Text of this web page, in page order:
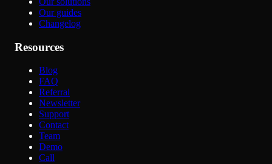
Our guides
Changelog
Resources
Blog
FAQ
Referral
Newsletter
Support
Contact
Team
Demo
Call